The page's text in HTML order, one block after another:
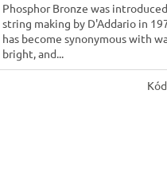
Phosphor Bronze was
string making by D'Addario in
has become synonymous with
bright, and...